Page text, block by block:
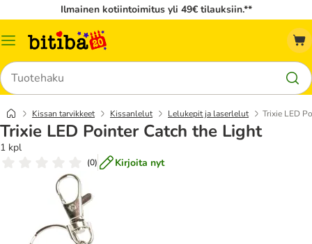
Ilmainen kotiintoimitus yli 49€ tilauksiin.**
Katalogivalikko
Hae
Kissan tarvikkeet Kissanlelut Lelukepit ja laserlelut Trixie LED
Trixie LED Pointer Catch the Light
1 kpl
(0) Kirjoita nyt